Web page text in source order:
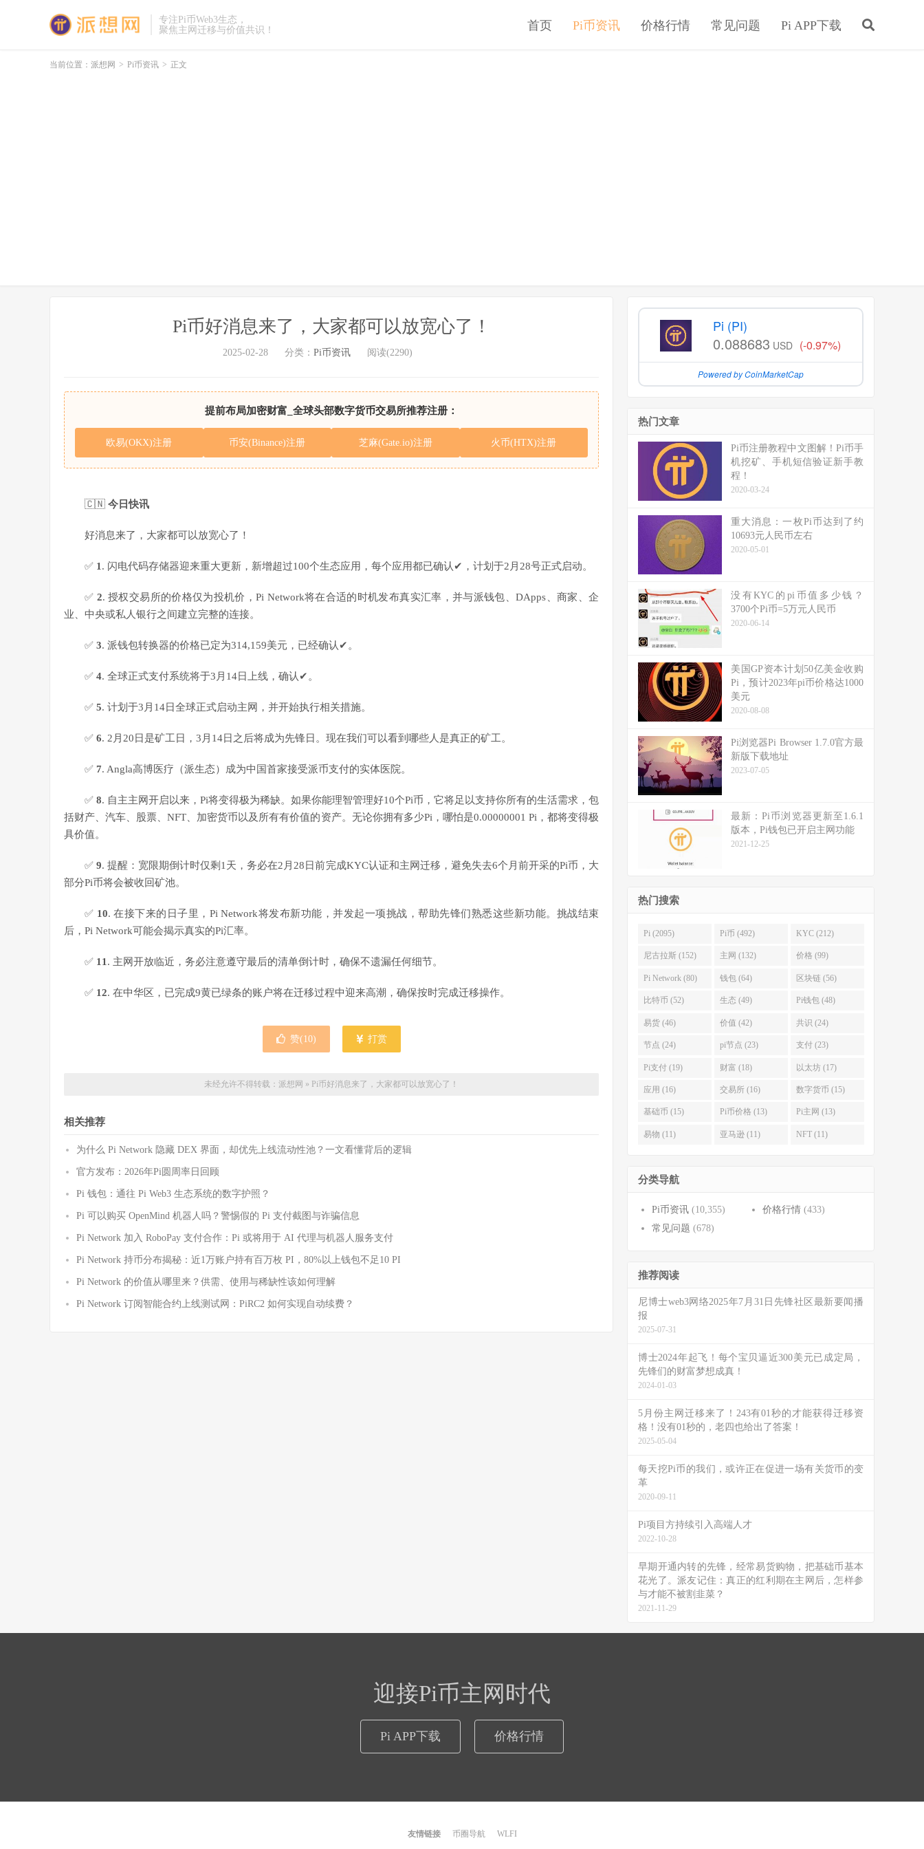
专注Pi币Web3生态，
聚焦主网迁移与价值共识！
首页 Pi币资讯 价格行情 常见问题 Pi APP下载
当前位置： 派想网 > Pi币资讯 > 正文
Pi币好消息来了，大家都可以放宽心了！
2025-02-28 分类： Pi币资讯 阅读(2290)
提前布局加密财富_全球头部数字货币交易所推荐注册：
欧易(OKX)注册 币安(Binance)注册 芝麻(Gate.io)注册 火币(HTX)注册
🇨🇳 今日快讯
好消息来了，大家都可以放宽心了！
✅ 1 . 闪电代码存储器迎来重大更新，新增超过100个生态应用，每个应用都已确认✔，计划于2月28号正式启动。
✅ 2. 授权交易所的价格仅为投机价，Pi Network将在合适的时机发布真实汇率，并与派钱包、DApps、商家、企
业、中央或私人银行之间建立完整的连接。
✅ 3. 派钱包转换器的价格已定为314,159美元，已经确认✔。
✅ 4. 全球正式支付系统将于3月14日上线，确认✔。
✅ 5. 计划于3月14日全球正式启动主网，并开始执行相关措施。
✅ 6. 2月20日是矿工日，3月14日之后将成为先锋日。现在我们可以看到哪些人是真正的矿工。
✅ 7. Angla高博医疗（派生态）成为中国首家接受派币支付的实体医院。
✅ 8. 自主主网开启以来，Pi将变得极为稀缺。如果你能理智管理好10个Pi币，它将足以支持你所有的生活需求，包
括财产、汽车、股票、NFT、加密货币以及所有有价值的资产。无论你拥有多少Pi，哪怕是0.00000001 Pi，都将变得极
具价值。
✅9. 提醒：宽限期倒计时仅剩1天，务必在2月28日前完成KYC认证和主网迁移，避免失去6个月前开采的Pi币，大
部分Pi币将会被收回矿池。
✅ 10. 在接下来的日子里，Pi Network将发布新功能，并发起一项挑战，帮助先锋们熟悉这些新功能。挑战结束
后，Pi Network可能会揭示真实的Pi汇率。
✅ 11 . 主网开放临近，务必注意遵守最后的清单倒计时，确保不遗漏任何细节。
✅ 12. 在中华区，已完成9黄已绿条的账户将在迁移过程中迎来高潮，确保按时完成迁移操作。
赞(10) 打赏
未经允许不得转载： 派想网 » Pi币好消息来了，大家都可以放宽心了！
相关推荐
为什么 Pi Network 隐藏 DEX 界面，却优先上线流动性池？一文看懂背后的逻辑
官方发布：2026年Pi圆周率日回顾
Pi 钱包：通往 Pi Web3 生态系统的数字护照？
Pi 可以购买 OpenMind 机器人吗？警惕假的 Pi 支付截图与诈骗信息
Pi Network 加入 RoboPay 支付合作：Pi 或将用于 AI 代理与机器人服务支付
Pi Network 持币分布揭秘：近1万账户持有百万枚 PI，80%以上钱包不足10 PI
Pi Network 的价值从哪里来？供需、使用与稀缺性该如何理解
Pi Network 订阅智能合约上线测试网：PiRC2 如何实现自动续费？
Pi (PI)
0.088683 USD (-0.97%)
Powered by CoinMarketCap
热门文章
Pi币注册教程中文图解！Pi币手
机挖矿、手机短信验证新手教
程！
2020-03-24
重大消息：一枚Pi币达到了约
10693元人民币左右
2020-05-01
没有KYC的pi币值多少钱？
3700个Pi币=5万元人民币
2020-06-14
美国GP资本计划50亿美金收购
Pi，预计2023年pi币价格达1000
美元
2020-08-08
Pi浏览器Pi Browser 1.7.0官方最
新版下载地址
2023-07-05
最新：Pi币浏览器更新至1.6.1
版本，Pi钱包已开启主网功能
2021-12-25
热门搜索
Pi (2095) Pi币 (492) KYC (212)
尼古拉斯 (152) 主网 (132) 价格 (99)
Pi Network (80) 钱包 (64) 区块链 (56)
比特币 (52) 生态 (49) Pi钱包 (48)
易货 (46) 价值 (42) 共识 (24)
节点 (24) pi节点 (23) 支付 (23)
Pi支付 (19) 财富 (18) 以太坊 (17)
应用 (16) 交易所 (16) 数字货币 (15)
基础币 (15) Pi币价格 (13) Pi主网 (13)
易物 (11) 亚马逊 (11) NFT (11)
分类导航
Pi币资讯 (10,355) 价格行情 (433)
常见问题 (678)
推荐阅读
尼博士web3网络2025年7月31日先锋社区最新要闻播
报
2025-07-31
博士2024年起飞！每个宝贝逼近300美元已成定局，
先锋们的财富梦想成真！
2024-01-03
5月份主网迁移来了！243有01秒的才能获得迁移资
格！没有01秒的，老四也给出了答案！
2025-05-04
每天挖Pi币的我们，或许正在促进一场有关货币的变
革
2020-09-11
Pi项目方持续引入高端人才
2022-10-28
早期开通内转的先锋，经常易货购物，把基础币基本
花光了。派友记住：真正的红利期在主网后，怎样参
与才能不被割韭菜？
2021-11-29
迎接Pi币主网时代
Pi APP下载 价格行情
友情链接 币圈导航 WLFI